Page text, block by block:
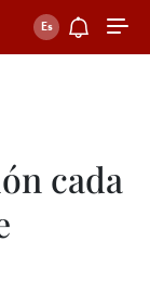
cada